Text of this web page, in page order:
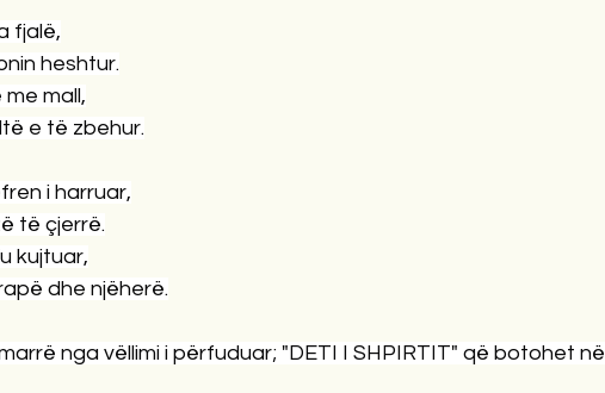
fjalë,
heshtur.
mall,
e të zbehur.
i harruar,
të çjerrë.
kujtuar,
dhe njëherë.
nga vëllimi i përfuduar; "DETI I SHPIRTIT" që botohet në